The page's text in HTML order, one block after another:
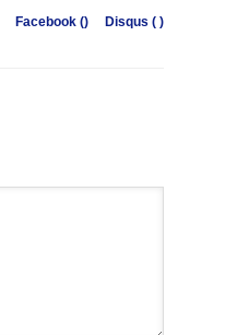
Facebook () Disqus ( )